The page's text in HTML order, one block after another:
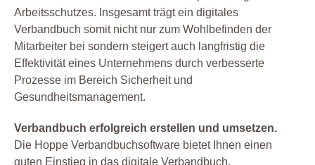
Arbeitsschutzes. Insgesamt trägt ein digitales
Verbandbuch somit nicht nur zum Wohlbefinden der
Mitarbeiter bei sondern steigert auch langfristig die
Effektivität eines Unternehmens durch verbesserte
Prozesse im Bereich Sicherheit und
Gesundheitsmanagement.
Verbandbuch erfolgreich erstellen und umsetzen.
Die Hoppe Verbandbuchsoftware bietet Ihnen einen
guten Einstieg in das digitale Verbandbuch.